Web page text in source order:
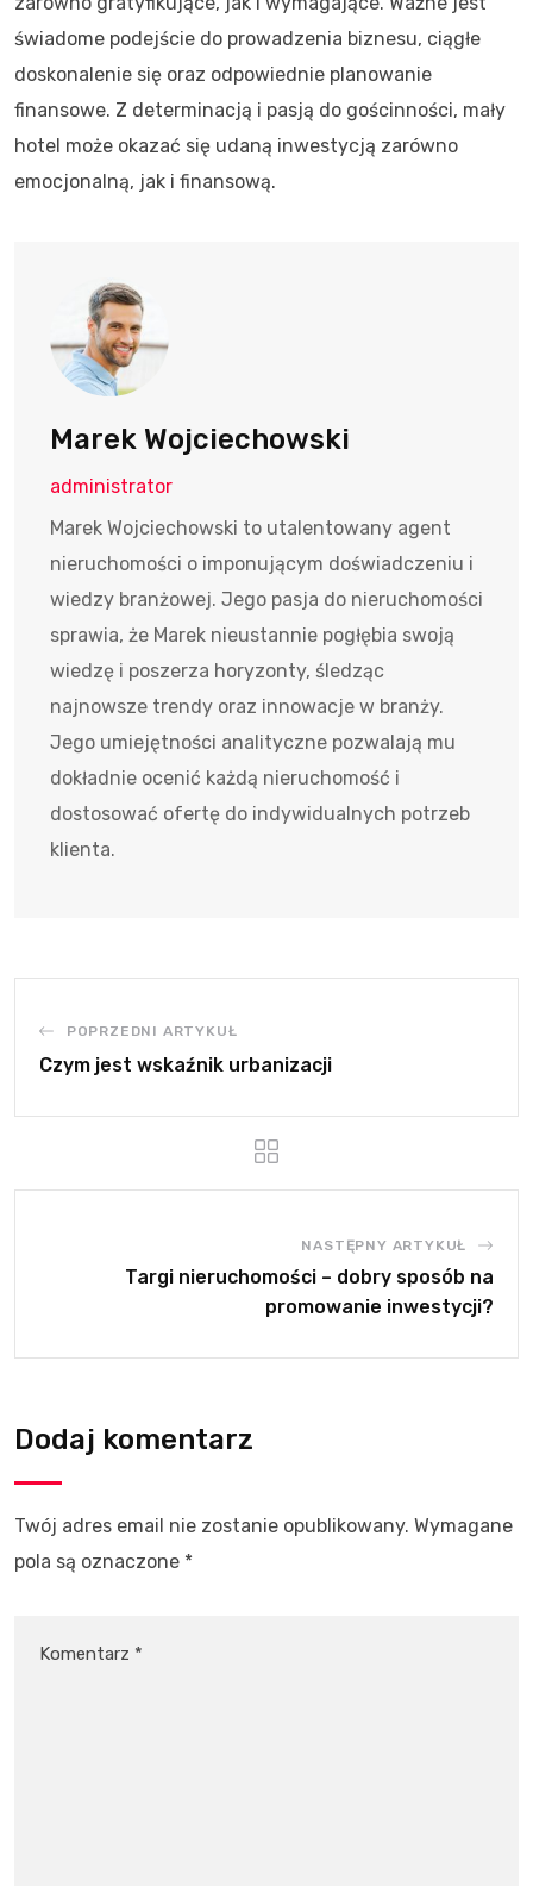
świadome podejście do prowadzenia biznesu, ciągłe
doskonalenie się oraz odpowiednie planowanie
finansowe. Z determinacją i pasją do gościnności, mały
hotel może okazać się udaną inwestycją zarówno
emocjonalną, jak i finansową.
Marek Wojciechowski
administrator
Marek Wojciechowski to utalentowany agent
nieruchomości o imponującym doświadczeniu i
wiedzy branżowej. Jego pasja do nieruchomości
sprawia, że Marek nieustannie pogłębia swoją
wiedzę i poszerza horyzonty, śledząc
najnowsze trendy oraz innowacje w branży.
Jego umiejętności analityczne pozwalają mu
dokładnie ocenić każdą nieruchomość i
dostosować ofertę do indywidualnych potrzeb
klienta.
POPRZEDNI ARTYKUŁ
Czym jest wskaźnik urbanizacji
NASTĘPNY ARTYKUŁ
Targi nieruchomości – dobry sposób na
promowanie inwestycji?
Dodaj komentarz
Twój adres email nie zostanie opublikowany. Wymagane
pola są oznaczone *